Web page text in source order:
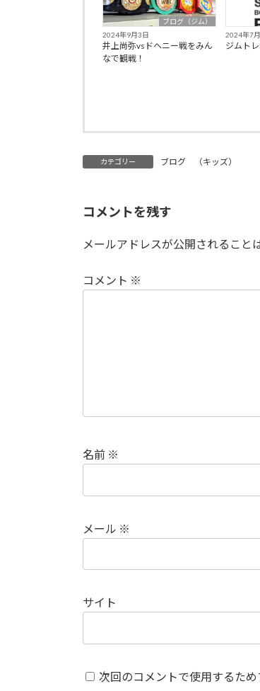
ブログ（ジム）
2024年9月3日
井上尚弥vsドヘニー戦をみん
なで観戦！
2024年7
ジムト
カテゴリー ブログ （キッズ）
コメントを残す
メールアドレスが公開されること
コメント ※
名前 ※
メール ※
サイト
次回のコメントで使用するた